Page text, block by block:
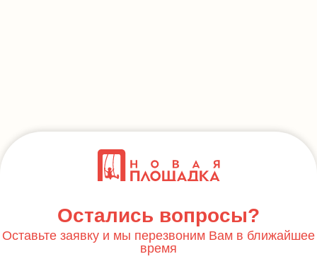
Остались вопросы?
Оставьте заявку и мы перезвоним Вам в ближайшее
время